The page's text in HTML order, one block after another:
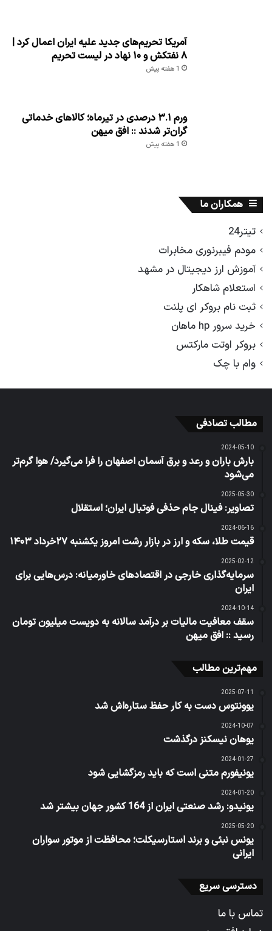
آمریکا تحریم‌های جدید علیه ایران اعمال کرد |
۸ نفتکش و ۱۰ نهاد در لیست تحریم
1 هفته پیش
ورم ۳.۱ درصدی در تیرماه؛ کالاهای خدماتی
گران‌تر شدند :: افق میهن
1 هفته پیش
همکاران ما
تیتر24
مودم فیبرنوری مخابرات
آموزش ارز دیجیتال در مشهد
استعلام شاهکار
ثبت نام بروکر ای پلنت
خرید سرور hp ماهان
بروکر اوتت مارکتس
وام با چک
مطالب تصادفی
2024-05-10
بارش باران و رعد و برق آسمان اصفهان را فرا می‌گیرد/ هوا گرم‌تر
می‌شود
2025-05-30
تصاویر: فینال جام حذفی فوتبال ایران؛ استقلال
2024-06-16
قیمت طلا، سکه و ارز در بازار رشت امروز یکشنبه ۲۷خرداد ۱۴۰۳
2025-02-12
سرمایه‌گذاری خارجی در اقتصادهای خاورمیانه: درس‌هایی برای
ایران
2024-10-14
سقف معافیت مالیات بر درآمد سالانه به دویست میلیون تومان
رسید :: افق میهن
مهم‌ترین مطالب
2025-07-11
یوونتوس دست به کار حفظ ستاره‌اش شد
2024-10-07
یوهان نیسکنز درگذشت
2024-01-27
یونیفورم متنی است که باید رمزگشایی شود
2024-01-20
یونیدو: رشد صنعتی ایران از 164 کشور جهان بیشتر شد
2025-05-20
یونس نبئی و برند استارسیکلت؛ محافظت از موتور سواران
ایرانی
دسترسی سریع
تماس با ما